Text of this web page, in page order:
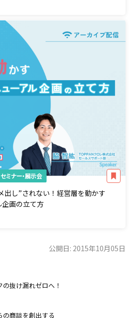
セミナー・展示会
出し”されない！経営層を動かす
画の立て方
公開日: 2015年10月05日
抜け漏れゼロへ！
商談を創出する